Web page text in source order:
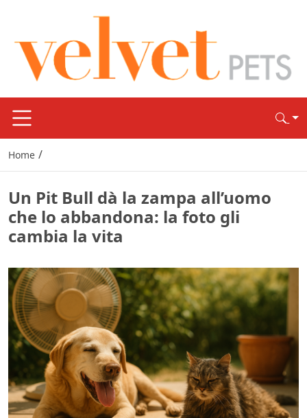
Home /
Un Pit Bull dà la zampa all’uomo
che lo abbandona: la foto gli
cambia la vita